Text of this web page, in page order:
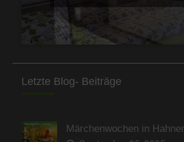
Letzte Blog- Beiträge
Märchenwochen in